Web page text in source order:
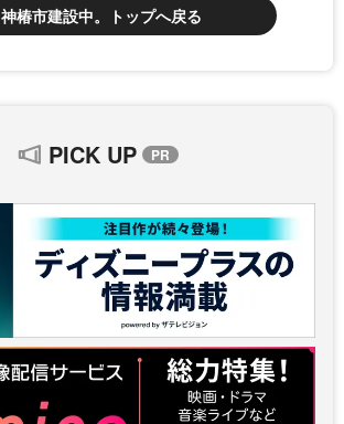
神椿市建設中。トップへ戻る
PICK UP